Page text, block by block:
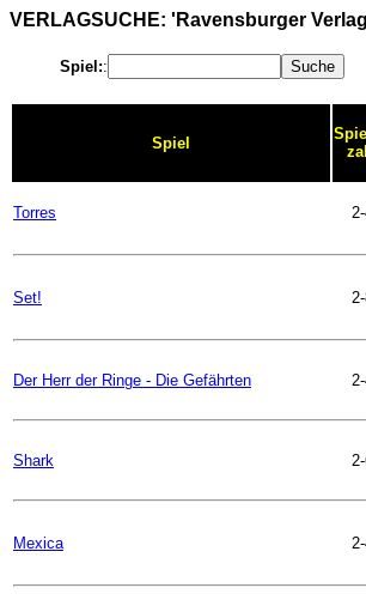
VERLAGSUCHE: 'Ravensburger
Spiel::
Spiel
Torres
Set!
Der Herr der Ringe - Die Gefährten
Shark
Mexica